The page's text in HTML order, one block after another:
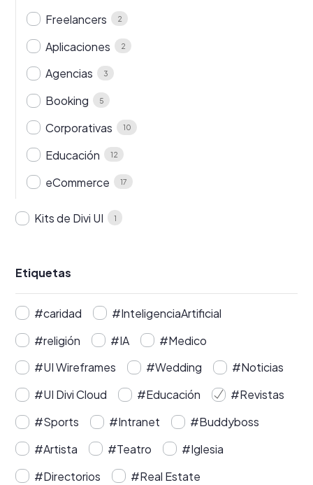
Freelancers 2
Aplicaciones 2
Agencias 3
Booking 5
Corporativas 10
Educación 12
eCommerce 17
Kits de Divi UI 1
Etiquetas
#caridad
#InteligenciaArtificial
#religión
#IA
#Medico
#UI Wireframes
#Wedding
#Noticias
#UI Divi Cloud
#Educación
#Revistas
#Sports
#Intranet
#Buddyboss
#Artista
#Teatro
#Iglesia
#Directorios
#Real Estate